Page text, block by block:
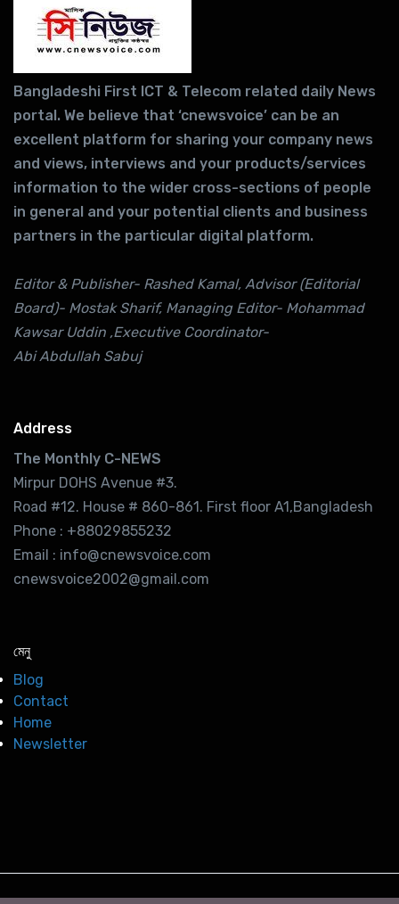
Bangladeshi First ICT & Telecom related daily News
portal. We believe that ‘cnewsvoice’ can be an
excellent platform for sharing your company news
and views, interviews and your products/services
information to the wider cross-sections of people
in general and your potential clients and business
partners in the particular digital platform.
Editor & Publisher- Rashed Kamal, Advisor (Editorial
Board)- Mostak Sharif, Managing Editor- Mohammad
Kawsar Uddin ,Executive Coordinator-
Abi Abdullah Sabuj
Address
The Monthly C-NEWS
Mirpur DOHS Avenue #3.
Road #12. House # 860-861. First floor A1,Bangladesh
Phone : +88029855232
Email : info@cnewsvoice.com
cnewsvoice2002@gmail.com
মেনু
Blog
Contact
Home
Newsletter